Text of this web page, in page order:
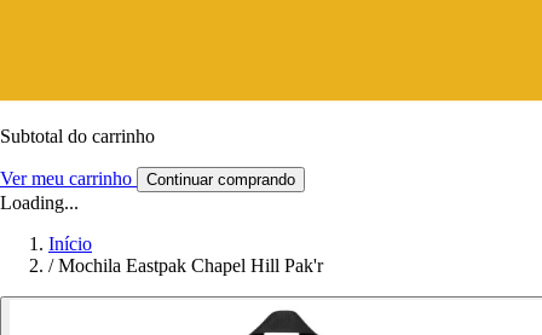
Subtotal do carrinho
Ver meu carrinho Continuar comprando
Loading...
Início
/ Mochila Eastpak Chapel Hill Pak'r